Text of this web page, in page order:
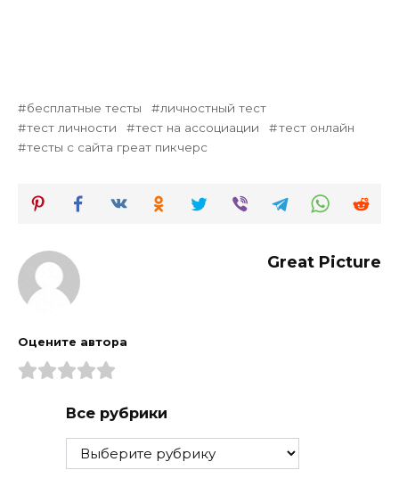
бесплатные тесты
личностный тест
тест личности
тест на ассоциации
тест онлайн
тесты с сайта греат пикчерс
Great Picture
Оцените автора
Все рубрики
Все
рубрики